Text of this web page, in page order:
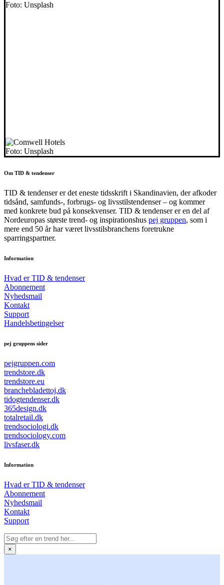
Foto: Unsplash
Foto: Unsplash
Om TID & tendenser
TID & tendenser er det eneste tidsskrift i Skandinavien, der afkoder
tidsånd, samfunds-, forbrugs- og livsstilstendenser – og kommer
med konkrete bud på konsekvenser. TID & tendenser er en del af
Nordeuropas største trend- og inspirationshus pej gruppen, som i
mere end 50 år har været livsstilsbranchens foretrukne
sparringspartner.
Information
Hvad er TID & tendenser
Abonnement
Nyhedsmail
Kontakt
Support
Handelsbetingelser
pej gruppens sider
pejgruppen.com
trendstore.dk
trendstore.eu
branchebladettoj.dk
tidogtendenser.dk
365design.dk
totalretail.dk
trendsociologi.dk
trendsociology.com
livsfaser.dk
Information
Hvad er TID & tendenser
Abonnement
Nyhedsmail
Kontakt
Support
×